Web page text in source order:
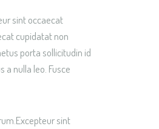
sint occaecat
cupidatat non
porta sollicitudin id
a nulla leo. Fusce
sint